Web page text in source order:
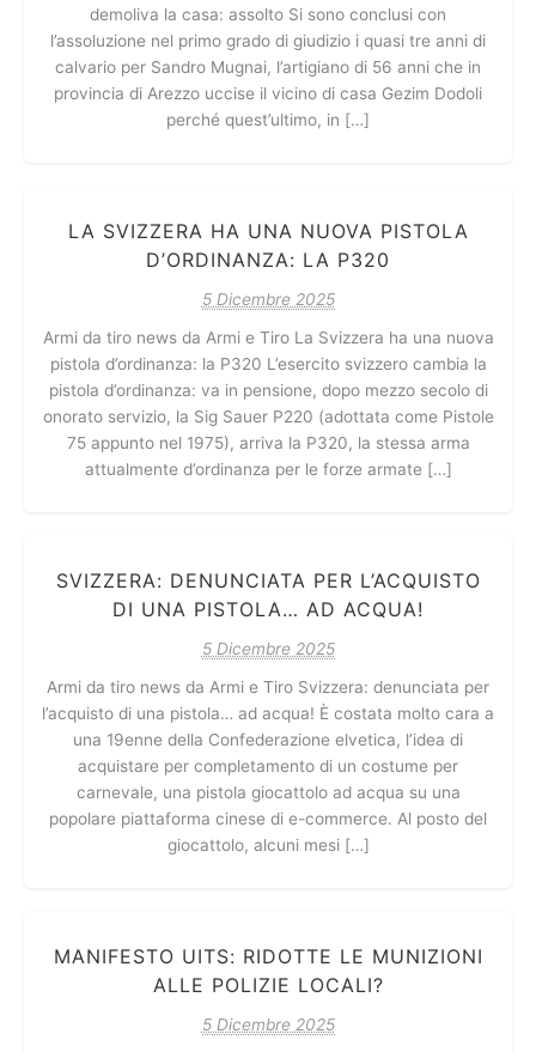
demoliva la casa: assolto Si sono conclusi con
l’assoluzione nel primo grado di giudizio i quasi tre anni di
calvario per Sandro Mugnai, l’artigiano di 56 anni che in
provincia di Arezzo uccise il vicino di casa Gezim Dodoli
perché quest’ultimo, in […]
LA SVIZZERA HA UNA NUOVA PISTOLA
D’ORDINANZA: LA P320
5 Dicembre 2025
Armi da tiro news da Armi e Tiro La Svizzera ha una nuova
pistola d’ordinanza: la P320 L’esercito svizzero cambia la
pistola d’ordinanza: va in pensione, dopo mezzo secolo di
onorato servizio, la Sig Sauer P220 (adottata come Pistole
75 appunto nel 1975), arriva la P320, la stessa arma
attualmente d’ordinanza per le forze armate […]
SVIZZERA: DENUNCIATA PER L’ACQUISTO
DI UNA PISTOLA… AD ACQUA!
5 Dicembre 2025
Armi da tiro news da Armi e Tiro Svizzera: denunciata per
l’acquisto di una pistola… ad acqua! È costata molto cara a
una 19enne della Confederazione elvetica, l’idea di
acquistare per completamento di un costume per
carnevale, una pistola giocattolo ad acqua su una
popolare piattaforma cinese di e-commerce. Al posto del
giocattolo, alcuni mesi […]
MANIFESTO UITS: RIDOTTE LE MUNIZIONI
ALLE POLIZIE LOCALI?
5 Dicembre 2025